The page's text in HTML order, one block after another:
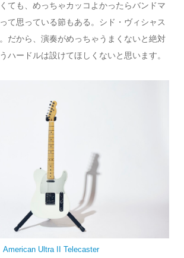
ても、めっちゃカッコよかったらバンドマ
て思っている節もある。シド・ヴィシャス
だから、演奏がめっちゃうまくないと絶対
ハードルは設けてほしくないと思います。
American Ultra II Telecaster